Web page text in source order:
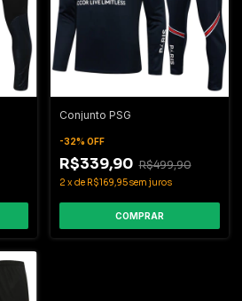
Conjunto PSG
-32% OFF
R$339,90 R$499,90
2 xde R$169,95sem juros
COMPRAR